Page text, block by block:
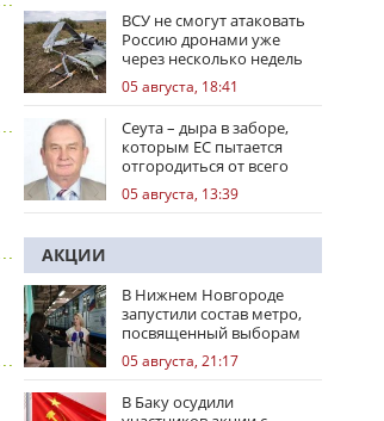
ВСУ не смогут атаковать
Россию дронами уже
через несколько недель
05 августа, 18:41
Сеута – дыра в заборе,
которым ЕС пытается
отгородиться от всего
мира
05 августа, 13:39
АКЦИИ
В Нижнем Новгороде
запустили состав метро,
посвященный выборам
05 августа, 21:17
В Баку осудили